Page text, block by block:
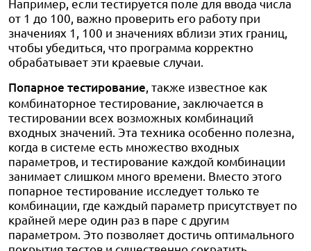
Например, если тестируется поле для ввода числа
от 1 до 100, важно проверить его работу при
значениях 1, 100 и значениях вблизи этих границ,
чтобы убедиться, что программа корректно
обрабатывает эти краевые случаи.
Попарное тестирование , также известное как
комбинаторное тестирование, заключается в
тестировании всех возможных комбинаций
входных значений. Эта техника особенно полезна,
когда в системе есть множество входных
параметров, и тестирование каждой комбинации
занимает слишком много времени. Вместо этого
попарное тестирование исследует только те
комбинации, где каждый параметр присутствует по
крайней мере один раз в паре с другим
параметром. Это позволяет достичь оптимального